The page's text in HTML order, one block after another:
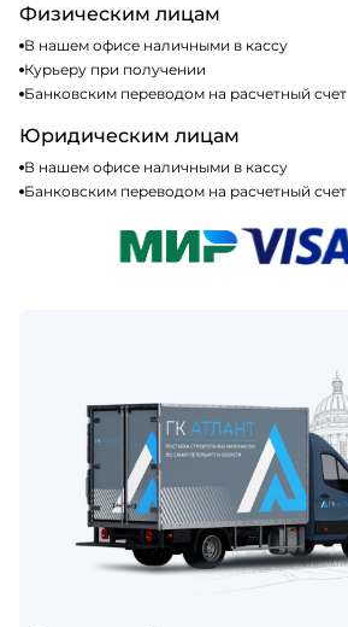
Физическим лицам
В нашем офисе наличными в кассу
Курьеру при получении
Банковским переводом на расчетный счет
Юридическим лицам
В нашем офисе наличными в кассу
Банковским переводом на расчетный счет